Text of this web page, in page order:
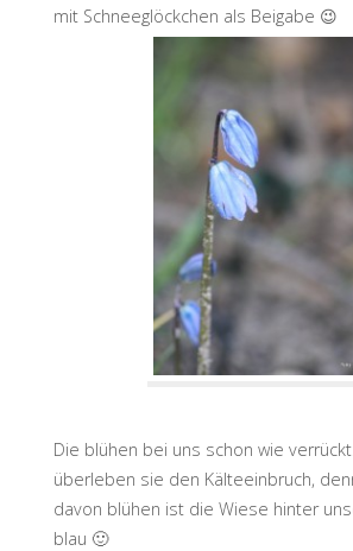
mit Schneeglöckchen als Beigabe 😉
Die blühen bei uns schon wie
überleben sie den Kälteeinbruch,
davon blühen ist die Wiese hinter
blau 🙂